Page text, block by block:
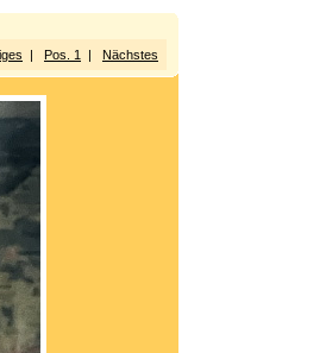
| Pos. 1 | Nächstes